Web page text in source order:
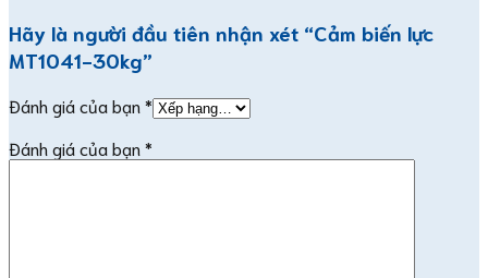
Hãy là người đầu tiên nhận xét “Cảm biến lực
MT1041-30kg”
Đánh giá của bạn *
Đánh giá của bạn *